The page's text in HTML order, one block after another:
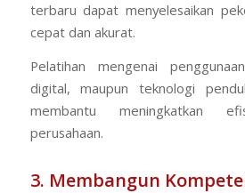
terbaru dapat menyelesaikan
cepat dan akurat.
Pelatihan mengenai
digital, maupun teknologi
membantu meningkatkan
perusahaan.
3. Membangun